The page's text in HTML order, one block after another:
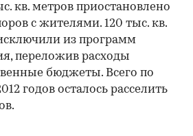
кв. метров приостановлено
с жителями. 120 тыс. кв.
из программ
переложив расходы
бюджеты. Всего по
годов осталось расселить